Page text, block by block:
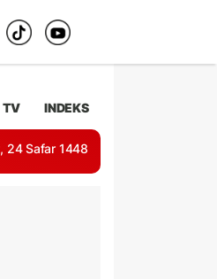
TV INDEKS
24 Safar 1448